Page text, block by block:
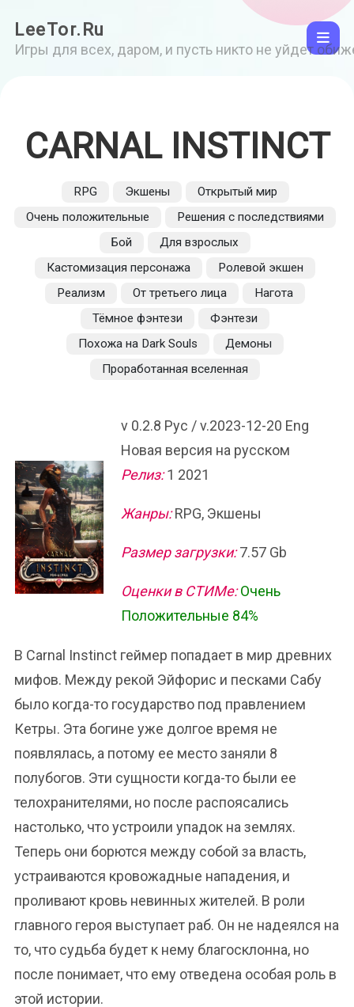
LeeTor.Ru
Игры для всех, даром, и пусть никто не уйдет
CARNAL INSTINCT
RPG Экшены
Открытый мир
Очень положительные
Решения с последствиями
Бой
Для взрослых
Кастомизация персонажа
Ролевой экшен
Реализм
От третьего лица
Нагота
Тёмное фэнтези
Фэнтези
Похожа на Dark Souls
Демоны
Проработанная вселенная
v 0.2.8 Рус / v.2023-12-20 Eng
Новая версия на русском
Релиз:1 2021
Жанры:RPG, Экшены
Размер загрузки:7.57 Gb
Оценки в СТИМе: Очень
Положительные 84%
В Carnal Instinct геймер попадает в мир древних
мифов. Между рекой Эйфорис и песками Сабу
было когда-то государство под правлением
Кетры. Эта богине уже долгое время не
появлялась, а потому ее место заняли 8
полубогов. Эти сущности когда-то были ее
телохранителями, но после распоясались
настолько, что устроили упадок на землях.
Теперь они борются между собой за власть,
устраиваются кровожадные нападения, и
проливают кровь невинных жителей. В роли
главного героя выступает раб. Он не надеялся на
то, что судьба будет к нему благосклонна, но
после понимает, что ему отведена особая роль в
этой истории.